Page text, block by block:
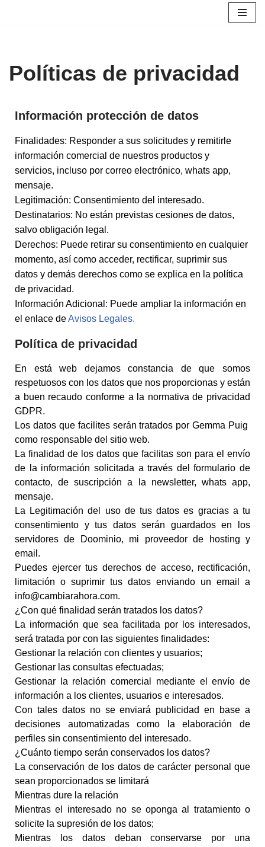
Políticas de privacidad
Información protección de datos
Finalidades: Responder a sus solicitudes y remitirle
información comercial de nuestros productos y
servicios, incluso por correo electrónico, whats app,
mensaje.
Legitimación: Consentimiento del interesado.
Destinatarios: No están previstas cesiones de datos,
salvo obligación legal.
Derechos: Puede retirar su consentimiento en cualquier
momento, así como acceder, rectificar, suprimir sus
datos y demás derechos como se explica en la política
de privacidad.
Información Adicional: Puede ampliar la información en
el enlace deAvisos Legales.
Política de privacidad
En está web dejamos constancia de que somos
respetuosos con los datos que nos proporcionas y están
a buen recaudo conforme a la normativa de privacidad
GDPR.
Los datos que facilites serán tratados por Gemma Puig
como responsable del sitio web.
La finalidad de los datos que facilitas son para el envío
de la información solicitada a través del formulario de
contacto, de suscripción a la newsletter, whats app,
mensaje.
La Legitimación del uso de tus datos es gracias a tu
consentimiento y tus datos serán guardados en los
servidores de Doominio, mi proveedor de hosting y
email.
Puedes ejercer tus derechos de acceso, rectificación,
limitación o suprimir tus datos enviando un email a
info@cambiarahora.com.
¿Con qué finalidad serán tratados los datos?
La información que sea facilitada por los interesados,
será tratada por con las siguientes finalidades:
Gestionar la relación con clientes y usuarios;
Gestionar las consultas efectuadas;
Gestionar la relación comercial mediante el envío de
información a los clientes, usuarios e interesados.
Con tales datos no se enviará publicidad en base a
decisiones automatizadas como la elaboración de
perfiles sin consentimiento del interesado.
¿Cuánto tiempo serán conservados los datos?
La conservación de los datos de carácter personal que
sean proporcionados se limitará
Mientras dure la relación
Mientras el interesado no se oponga al tratamiento o
solicite la supresión de los datos;
Mientras los datos deban conservarse por una